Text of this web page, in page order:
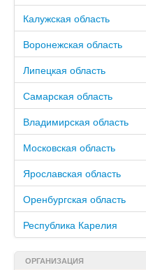
Калужская область
Воронежская область
Липецкая область
Самарская область
Владимирская область
Московская область
Ярославская область
Оренбургская область
Республика Карелия
ОРГАНИЗАЦИЯ